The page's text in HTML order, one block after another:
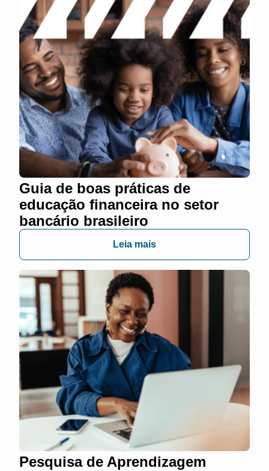
Guia de boas práticas de
educação financeira no setor
bancário brasileiro
Leia mais
Pesquisa de Aprendizagem